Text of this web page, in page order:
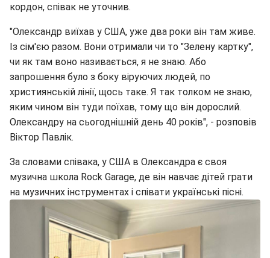
кордон, співак не уточнив.
"Олександр виїхав у США, уже два роки він там живе.
Із сім'єю разом. Вони отримали чи то "Зелену картку",
чи як там воно називається, я не знаю. Або
запрошення було з боку віруючих людей, по
християнській лінії, щось таке. Я так толком не знаю,
яким чином він туди поїхав, тому що він дорослий.
Олександру на сьогоднішній день 40 років", - розповів
Віктор Павлік.
За словами співака, у США в Олександра є своя
музична школа Rock Garage, де він навчає дітей грати
на музичних інструментах і співати українські пісні.